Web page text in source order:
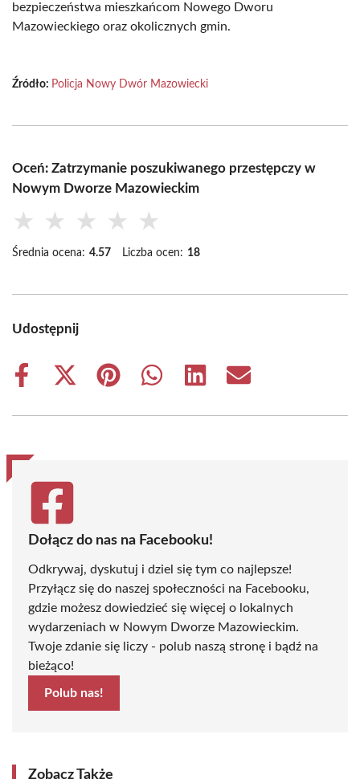
bezpieczeństwa mieszkańcom Nowego Dworu
Mazowieckiego oraz okolicznych gmin.
Źródło: Policja Nowy Dwór Mazowiecki
Oceń: Zatrzymanie poszukiwanego przestępczy w
Nowym Dworze Mazowieckim
★ ★ ★ ★ ★
Średnia ocena: 4.57 Liczba ocen: 18
Udostępnij
Share
Share
(Twitter)
Share
Share
Share
Share
Dołącz do nas na Facebooku!
Odkrywaj, dyskutuj i dziel się tym co najlepsze!
Przyłącz się do naszej społeczności na Facebooku,
gdzie możesz dowiedzieć się więcej o lokalnych
wydarzeniach w Nowym Dworze Mazowieckim.
Twoje zdanie się liczy - polub naszą stronę i bądź na
bieżąco!
Polub nas!
Zobacz Także